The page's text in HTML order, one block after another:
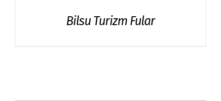
Bilsu Turizm Fular